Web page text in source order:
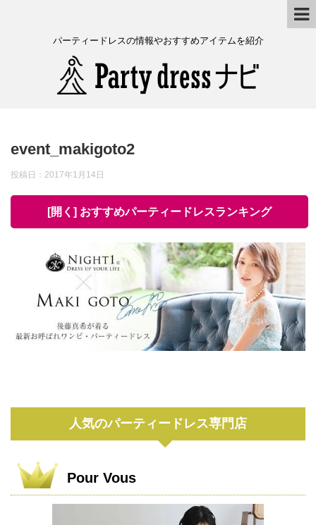
パーティードレスの情報やおすすめアイテムを紹介
event_makigoto2
投稿日： 2017年1月14日
[開く] おすすめパーティードレスランキング
人気のパーティードレス専門店
Pour Vous